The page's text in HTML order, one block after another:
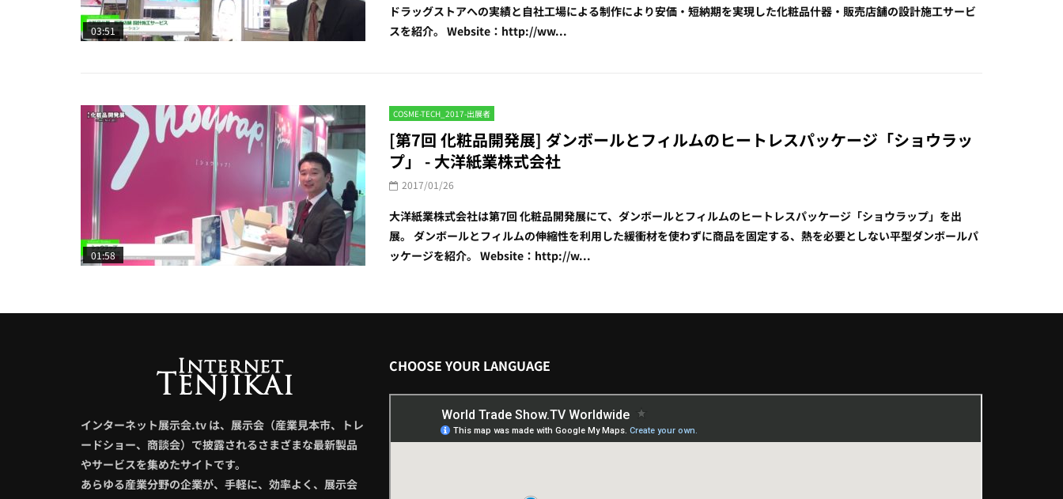
03:51
ドラッグストアへの実績と自社工場による制作により安価・短納期を実現した化粧品什器・販売店舗の設計施工サービ
スを紹介。 Website：http://ww...
01:58
COSME-TECH_2017-出展者
[第7回 化粧品開発展] ダンボールとフィルムのヒートレスパッケージ「ショウラッ
プ」 - 大洋紙業株式会社
2017/01/26
大洋紙業株式会社は第7回 化粧品開発展にて、ダンボールとフィルムのヒートレスパッケージ「ショウラップ」を出
展。 ダンボールとフィルムの伸縮性を利用した緩衝材を使わずに商品を固定する、熱を必要としない平型ダンボールパ
ッケージを紹介。 Website：http://w...
インターネット展示会.tv は、展示会（産業見本市、トレ
ードショー、商談会）で披露されるさまざまな最新製品
やサービスを集めたサイトです。
あらゆる産業分野の企業が、手軽に、効率よく、展示会
CHOOSE YOUR LANGUAGE